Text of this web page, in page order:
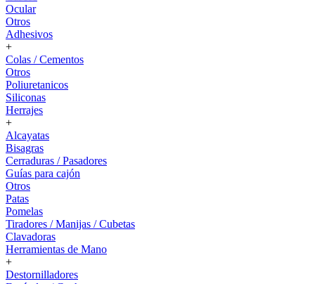
Ocular
Otros
Adhesivos
+
Colas / Cementos
Otros
Poliuretanicos
Siliconas
Herrajes
+
Alcayatas
Bisagras
Cerraduras / Pasadores
Guías para cajón
Otros
Patas
Pomelas
Tiradores / Manijas / Cubetas
Clavadoras
Herramientas de Mano
+
Destornilladores